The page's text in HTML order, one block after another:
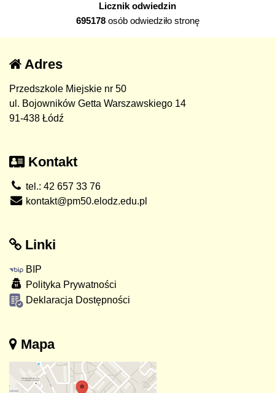
Licznik odwiedzin
695178osób odwiedziło stronę
Adres
Przedszkole Miejskie nr 50
ul. Bojowników Getta Warszawskiego 14
91-438 Łódź
Kontakt
tel.: 42 657 33 76
kontakt@pm50.elodz.edu.pl
Linki
BIP
Polityka Prywatności
Deklaracja Dostępności
Mapa